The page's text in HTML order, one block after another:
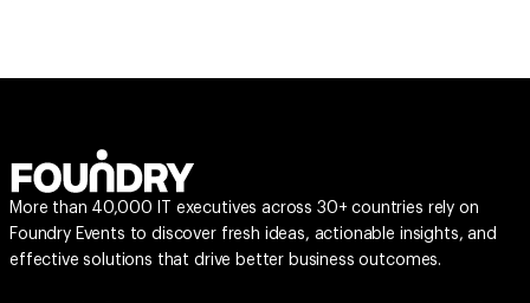
More than 40,000 IT executives across 30+ countries rely on
Foundry Events to discover fresh ideas, actionable insights, and
effective solutions that drive better business outcomes.